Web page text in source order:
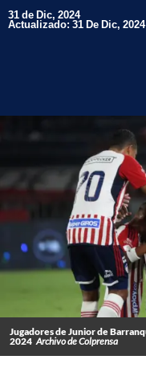
31 de Dic, 2024
Actualizado: 31 De Dic, 2024
Jugadores de Junior de
2024 Archivo de Colprensa